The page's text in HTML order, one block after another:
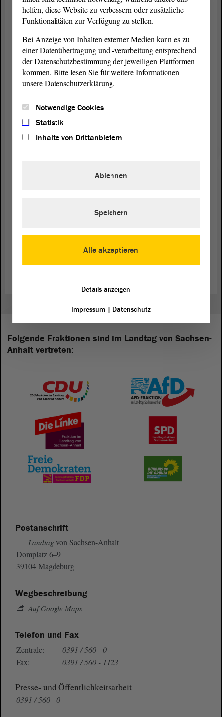
gar nicht so genau wissen, was das immaterielle
Kulturerbe ist und welches es in Sachsen-Anhalt
gibt.
Genau deswegen unterstützen wir denAntragder
LINKEN, der den Zweck hat, Maßnahmen zu
ergreifen, um diese lebendigen Traditionen sichtbar
zu machen, zu schützen und für
abzusichern.
Auch wir, die FraktionBÜNDNIS 90/DIE
immateriellen Kulturerbes verbessert wird.
Zurück zur Landtagssitzung
Folgende Fraktionen sind im Landtag von Sachsen-
Anhalt vertreten:
Postanschrift
Landtag von Sachsen-Anhalt
Domplatz 6–9
39104 Magdeburg
Wegbeschreibung
Auf Google Maps
Telefon und Fax
Zentrale:
0391 / 560 - 0
Fax:
0391 / 560 - 1123
Presse- und Öffentlichkeitsarbeit
0391 / 560 - 0
helfen, diese Website zu verbessern oder zusätzliche
Funktionalitäten zur Verfügung zu stellen.
Bei Anzeige von Inhalten externer Medien kann es zu
einer Datenübertragung und -verarbeitung entsprechend
der Datenschutzbestimmung der jeweiligen Plattformen
kommen. Bitte lesen Sie für weitere Informationen
unsere Datenschutzerklärung.
Notwendige Cookies
Statistik
Inhalte von Drittanbietern
Alle akzeptieren
Ablehnen
Speichern
Details anzeigen
Impressum| Datenschutz